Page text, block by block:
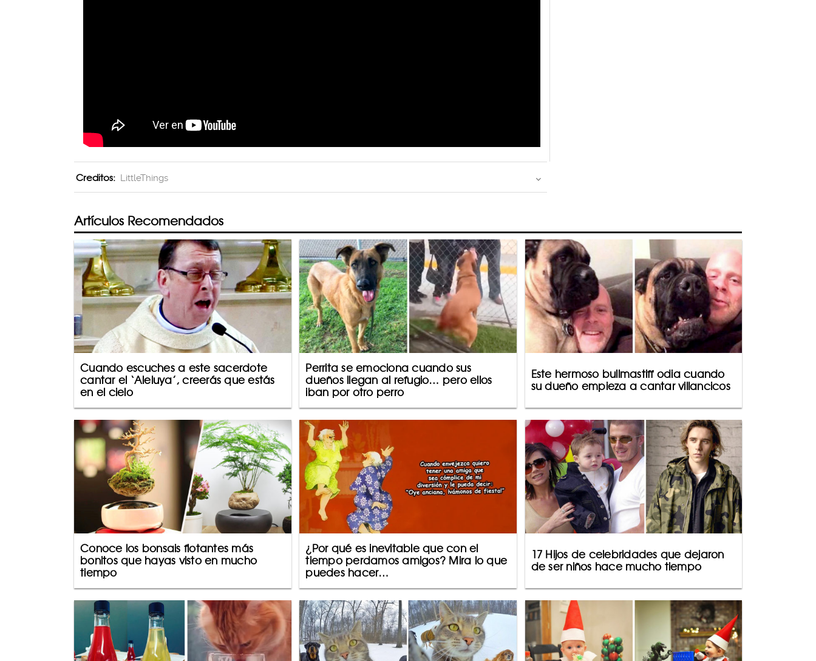
Creditos: LittleThings
Artículos Recomendados
Cuando escuches a este sacerdote
cantar el ‘Aleluya’, creerás que estás
en el cielo
Perrita se emociona cuando sus
dueños llegan al refugio… pero ellos
iban por otro perro
Este hermoso bullmastiff odia cuando
su dueño empieza a cantar villancicos
Conoce los bonsais flotantes más
bonitos que hayas visto en mucho
tiempo
¿Por qué es inevitable que con el
tiempo perdamos amigos? Mira lo que
puedes hacer…
17 Hijos de celebridades que dejaron
de ser niños hace mucho tiempo